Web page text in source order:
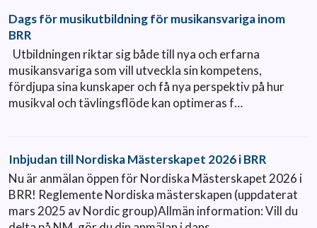
Dags för musikutbildning för musikansvariga inom
BRR
Utbildningen riktar sig både till nya och erfarna
musikansvariga som vill utveckla sin kompetens,
fördjupa sina kunskaper och få nya perspektiv på hur
musikval och tävlingsflöde kan optimeras f…
Inbjudan till Nordiska Mästerskapet 2026 i BRR
Nu är anmälan öppen för Nordiska Mästerskapet 2026 i
BRR! Reglemente Nordiska mästerskapen (uppdaterat
mars 2025 av Nordic group)Allmän information: Vill du